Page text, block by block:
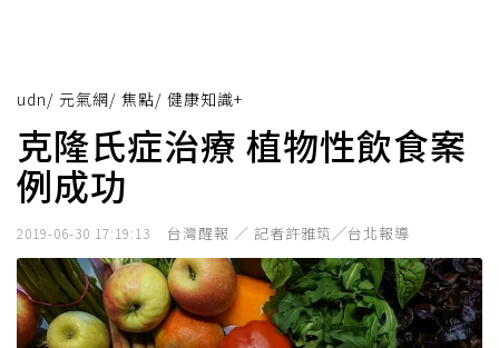
udn/ 元氣網/ 焦點/ 健康知識+
克隆氏症治療 植物性飲食案
例成功
2019-06-30 17:19:13 台灣醒報 ／ 記者許雅筑╱台北報導